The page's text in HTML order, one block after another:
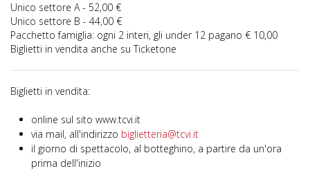
Unico settore A - 52,00 €
Unico settore B - 44,00 €
Pacchetto famiglia: ogni 2 interi, gli under 12 pagano € 10,00
Biglietti in vendita anche su Ticketone
Biglietti in vendita:
online sul sito www.tcvi.it
via mail, all'indirizzo biglietteria@tcvi.it
il giorno di spettacolo, al botteghino, a partire da un'ora
prima dell'inizio